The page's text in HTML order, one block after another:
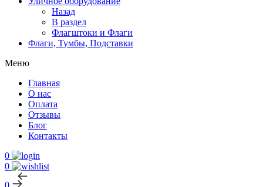
Назад
В раздел
Флагштоки и Флаги
Флаги, Тумбы, Подставки
Меню
Главная
О нас
Оплата
Отзывы
Блог
Контакты
0
0
0